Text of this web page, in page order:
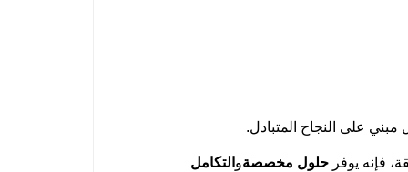
على النجاح المتبادل.
فإنه يوفرحلول مخصصةو التكامل